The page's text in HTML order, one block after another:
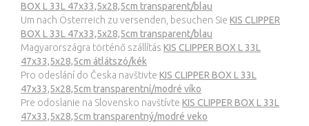
BOX L 33L 47x33,5x28,5cm transparent/blau
Um nach Österreich zu versenden, besuchen Sie KIS CLIPPER
BOX L 33L 47x33,5x28,5cm transparent/blau
Magyarországra történő szállítás KIS CLIPPER BOX L 33L
47x33,5x28,5cm átlátszó/kék
Pro odeslání do Česka navštivte KIS CLIPPER BOX L 33L
47x33,5x28,5cm transparentní/modré víko
Pre odoslanie na Slovensko navštívte KIS CLIPPER BOX L 33L
47x33,5x28,5cm transparentný/modré veko